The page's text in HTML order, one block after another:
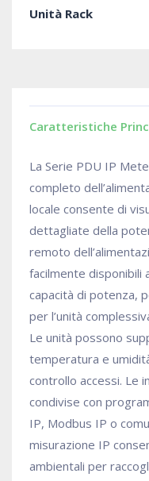
Unità Rack
Caratteristiche
La Serie PDU IP
completo
locale consente di
dettagliate della
remoto
facilmente disponibili
capacità di potenza,
per l’unità
Le unità possono
temperatura e
controllo accessi. Le
condivise con
IP, Modbus IP o
misurazione IP
ambientali per